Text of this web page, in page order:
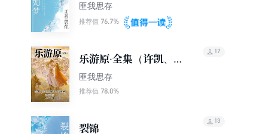
匪我思存
推荐值 76.7%
乐游原·全集（许凯、景
甜主演同名电视剧｜排
名不分先后）
匪我思存
推荐值 78.0%
17
裂锦
13